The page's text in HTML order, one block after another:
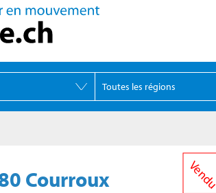
Courroux
Vendu